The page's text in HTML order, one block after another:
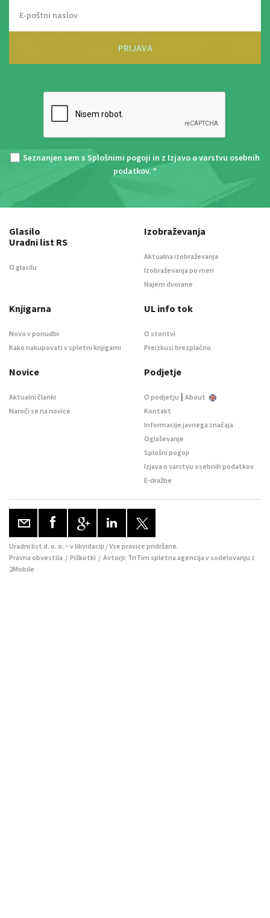
PRIJAVA
Seznanjen sem s Splošnimi pogoji in z Izjavo o varstvu osebnih
podatkov. *
Glasilo
Uradni list RS
O glasilu
Izobraževanja
Aktualna izobraževanja
Izobraževanja po meri
Najem dvorane
Knjigarna
Novo v ponudbi
Kako nakupovati v spletni knjigarni
UL info tok
O storitvi
Preizkusi brezplačno
Novice
Aktualni članki
Naroči se na novice
Podjetje
O podjetju | About
Kontakt
Informacije javnega značaja
Oglaševanje
Splošni pogoji
Izjava o varstvu osebnih podatkov
E-dražbe
Uradni list d. o. o. – v likvidaciji / Vse pravice pridržane.
Pravna obvestila / Piškotki / Avtorji: TriTim spletna agencija v sodelovanju z
2Mobile